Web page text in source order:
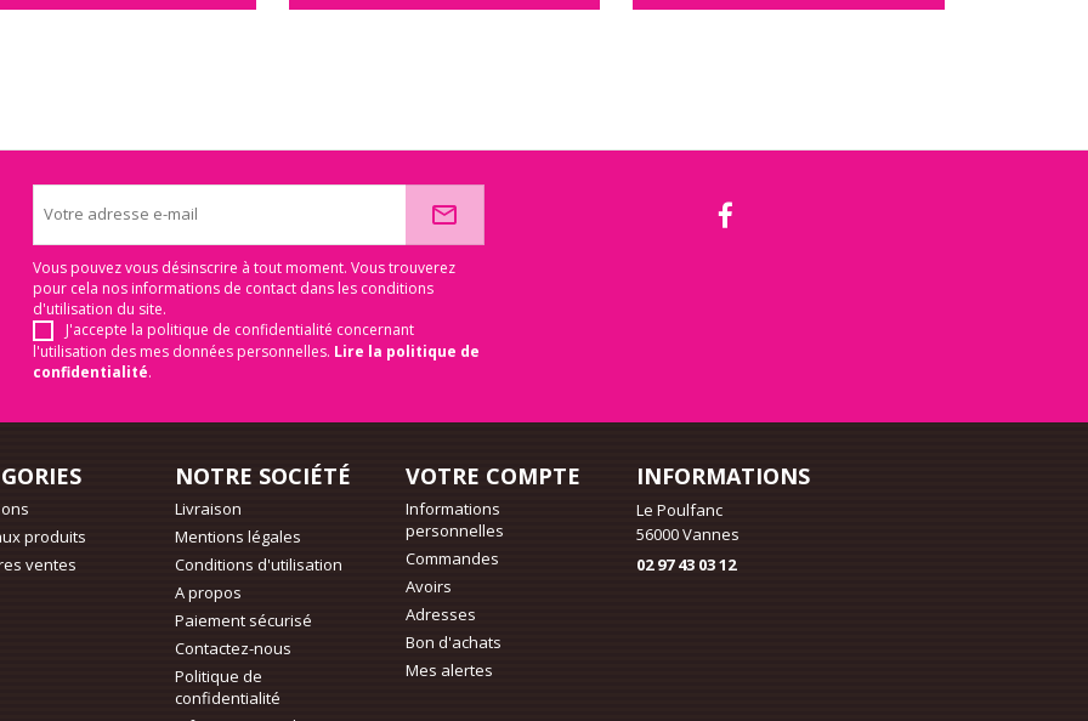
Vous pouvez vous désinscrire à tout moment. Vous trouverez
pour cela nos informations de contact dans les conditions
d'utilisation du site.
J'accepte la politique de confidentialité concernant
l'utilisation des mes données personnelles. Lire la politique de
confidentialité.
produits
ventes
NOTRE SOCIÉTÉ
Livraison
Mentions légales
Conditions d'utilisation
A propos
Paiement sécurisé
Contactez-nous
Politique de
confidentialité
VOTRE COMPTE
Informations
personnelles
Commandes
Avoirs
Adresses
Bon d'achats
Mes alertes
INFORMATIONS
Le Poulfanc
56000 Vannes
02 97 43 03 12